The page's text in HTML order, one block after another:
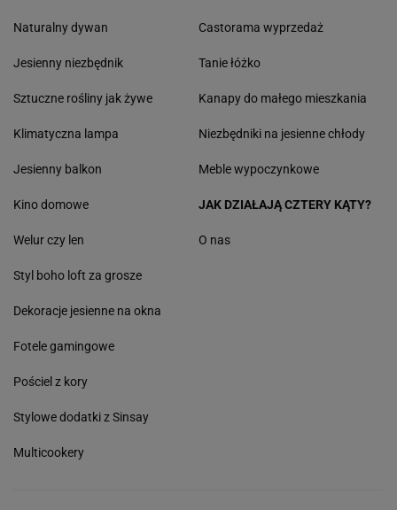
Naturalny dywan
Jesienny niezbędnik
Sztuczne rośliny jak żywe
Klimatyczna lampa
Jesienny balkon
Castorama wyprzedaż
Tanie łóżko
Kanapy do małego mieszkania
Niezbędniki na jesienne chłody
Meble wypoczynkowe
Kino domowe
Welur czy len
Styl boho loft za grosze
Dekoracje jesienne na okna
Fotele gamingowe
Pościel z kory
Stylowe dodatki z Sinsay
Multicookery
JAK DZIAŁAJĄ CZTERY KĄTY?
O nas